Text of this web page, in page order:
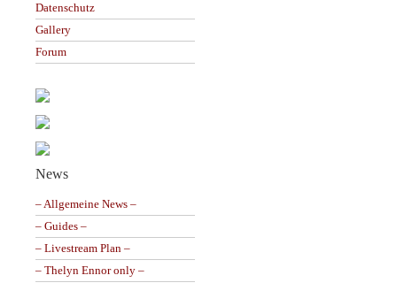
Datenschutz
Gallery
Forum
News
– Allgemeine News –
– Guides –
– Livestream Plan –
– Thelyn Ennor only –